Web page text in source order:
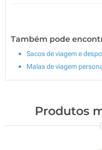
Também pode
Sacos de viagem e
Malas de viagem
Produtos